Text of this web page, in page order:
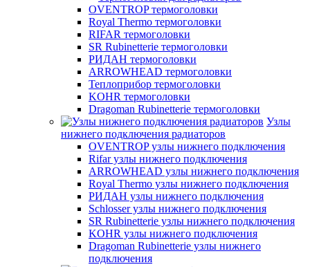
OVENTROP термоголовки
Royal Thermo термоголовки
RIFAR термоголовки
SR Rubinetterie термоголовки
РИДАН термоголовки
ARROWHEAD термоголовки
Теплоприбор термоголовки
KOHR термоголовки
Dragoman Rubinetterie термоголовки
Узлы
нижнего подключения радиаторов
OVENTROP узлы нижнего подключения
Rifar узлы нижнего подключения
ARROWHEAD узлы нижнего подключения
Royal Thermo узлы нижнего подключения
РИДАН узлы нижнего подключения
Schlosser узлы нижнего подключения
SR Rubinetterie узлы нижнего подключения
KOHR узлы нижнего подключения
Dragoman Rubinetterie узлы нижнего
подключения